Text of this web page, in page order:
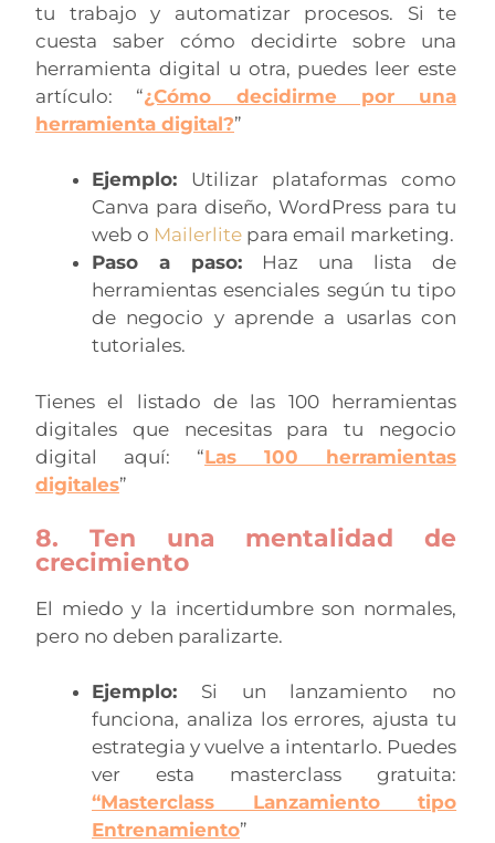
tu trabajo y automatizar procesos. Si te
cuesta saber cómo decidirte sobre una
herramienta digital u otra, puedes leer este
artículo: “¿Cómo decidirme por una
herramienta digital?”
Ejemplo: Utilizar plataformas como
Canva para diseño, WordPress para tu
web o Mailerlite para email marketing.
Paso a paso: Haz una lista de
herramientas esenciales según tu tipo
de negocio y aprende a usarlas con
tutoriales.
Tienes el listado de las 100 herramientas
digitales que necesitas para tu negocio
digital aquí: “Las 100 herramientas
digitales”
8. Ten una mentalidad de
crecimiento
El miedo y la incertidumbre son normales,
pero no deben paralizarte.
Ejemplo: Si un lanzamiento no
funciona, analiza los errores, ajusta tu
estrategia y vuelve a intentarlo. Puedes
ver esta masterclass gratuita:
“Masterclass Lanzamiento tipo
Entrenamiento”